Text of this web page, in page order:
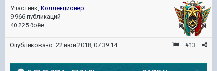
Участник, Коллекционер
9 966 публикаций
40 225 боёв
#13
Опубликовано: 22 июн 2018, 07:39:14